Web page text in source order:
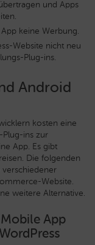
und Apps
keine Werbung.
Website nicht neu
Plug-ins.
Android
kosten eine
Plug-ins zur
App. Es gibt
Die folgenden
Website.
weitere Alternative.
App